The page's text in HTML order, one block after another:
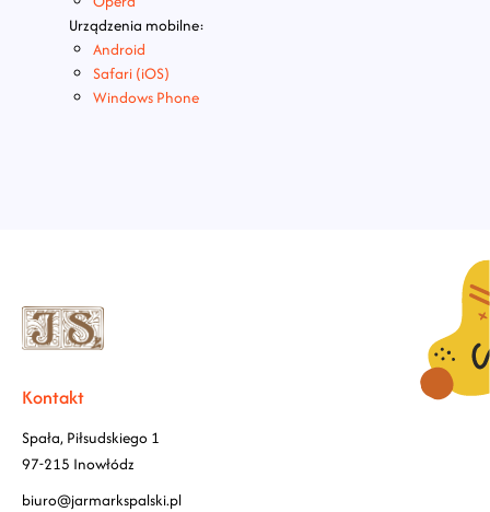
Urządzenia mobilne:
Android
Safari (iOS)
Windows Phone
Kontakt
Spała, Piłsudskiego 1
97-215 Inowłódz
biuro@jarmarkspalski.pl